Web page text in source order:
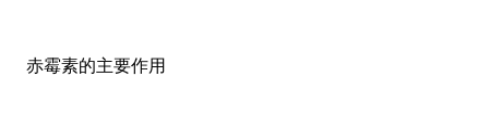
赤霉素的主要作用